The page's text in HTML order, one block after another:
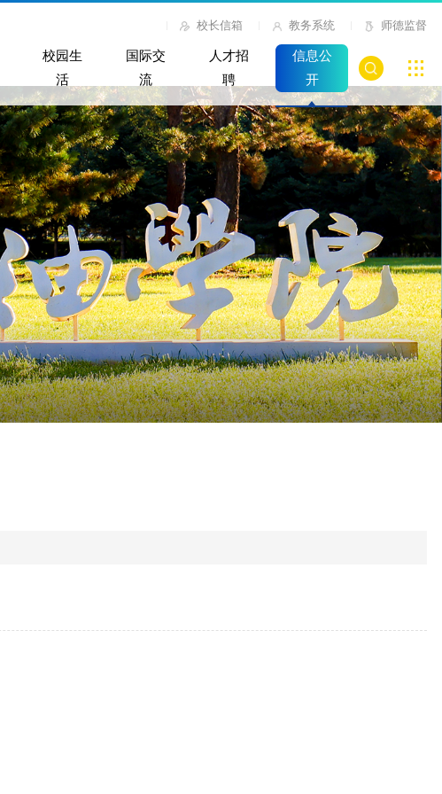
校长信箱 教务系统 师德监督
校园生
活
国际交
流
人才招
聘
信息公
开